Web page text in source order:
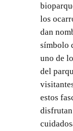
los
dan
símbolo
uno de
del
estos
disfrutan